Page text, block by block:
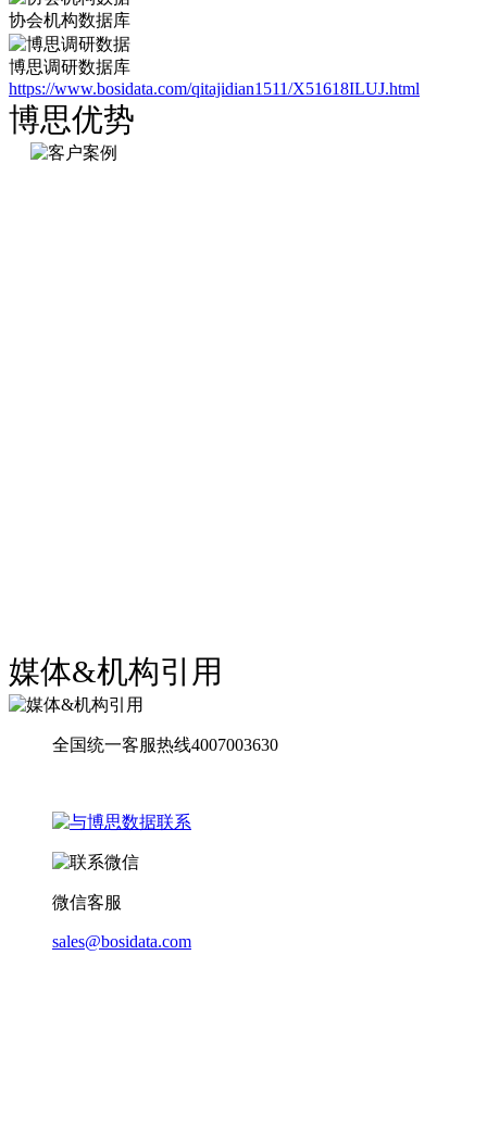
协会机构数据库
博思调研数据库
https://www.bosidata.com/qitajidian1511/X51618ILUJ.html
博思优势
媒体&机构引用
全国统一客服热线4007003630
微信客服
sales@bosidata.com